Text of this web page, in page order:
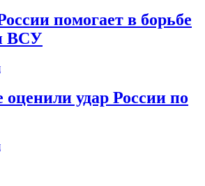
помогает в борьбе
ВСУ
оценили удар России по